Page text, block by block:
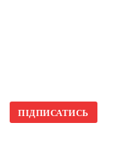
ПІДПИСАТИСЬ